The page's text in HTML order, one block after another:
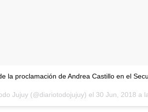
la proclamación de Andrea Castillo en el
Jujuy(@diariotodojujuy) el 30 Jun, 2018 a